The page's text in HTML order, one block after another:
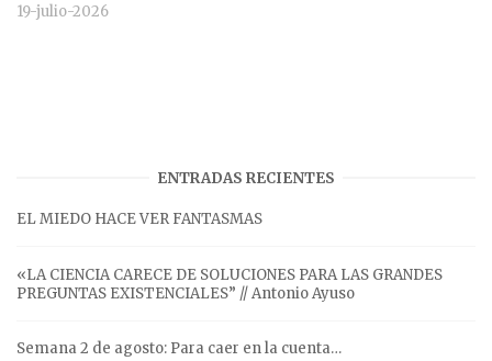
19-julio-2026
ENTRADAS RECIENTES
EL MIEDO HACE VER FANTASMAS
«LA CIENCIA CARECE DE SOLUCIONES PARA LAS GRANDES
PREGUNTAS EXISTENCIALES” // Antonio Ayuso
Semana 2 de agosto: Para caer en la cuenta…